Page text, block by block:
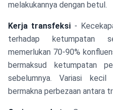
melakukannya dengan betul.
Kerja transfeksi -
terhadap ketumpatan
memerlukan 70-90%
bermaksud ketumpatan
sebelumnya. Variasi
bermakna perbezaan antara